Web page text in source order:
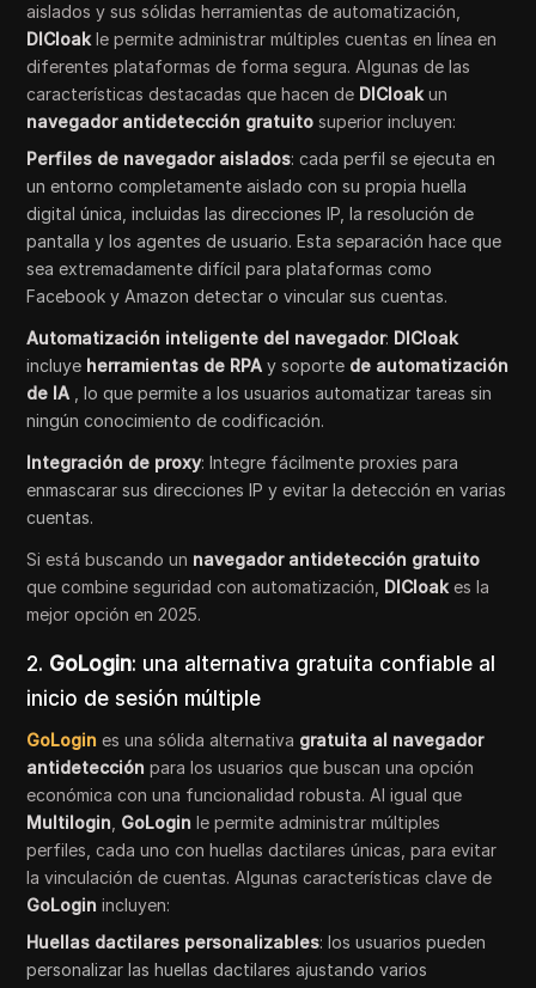
aislados y sus sólidas herramientas de automatización,
DICloak le permite administrar múltiples cuentas en línea en
diferentes plataformas de forma segura. Algunas de las
características destacadas que hacen de DICloak un
navegador antidetección gratuito superior incluyen:
Perfiles de navegador aislados: cada perfil se ejecuta en
un entorno completamente aislado con su propia huella
digital única, incluidas las direcciones IP, la resolución de
pantalla y los agentes de usuario. Esta separación hace que
sea extremadamente difícil para plataformas como
Facebook y Amazon detectar o vincular sus cuentas.
Automatización inteligente del navegador: DICloak
incluye herramientas de RPA y soporte de automatización
de IA , lo que permite a los usuarios automatizar tareas sin
ningún conocimiento de codificación.
Integración de proxy: Integre fácilmente proxies para
enmascarar sus direcciones IP y evitar la detección en varias
cuentas.
Si está buscando un navegador antidetección gratuito
que combine seguridad con automatización, DICloak es la
mejor opción en 2025.
2. GoLogin: una alternativa gratuita confiable al
inicio de sesión múltiple
GoLogin es una sólida alternativa gratuita al navegador
antidetección para los usuarios que buscan una opción
económica con una funcionalidad robusta. Al igual que
Multilogin GoLogin le permite administrar múltiples
perfiles, cada uno con huellas dactilares únicas, para evitar
la vinculación de cuentas. Algunas características clave de
GoLogin incluyen:
Huellas dactilares personalizables: los usuarios pueden
personalizar las huellas dactilares ajustando varios